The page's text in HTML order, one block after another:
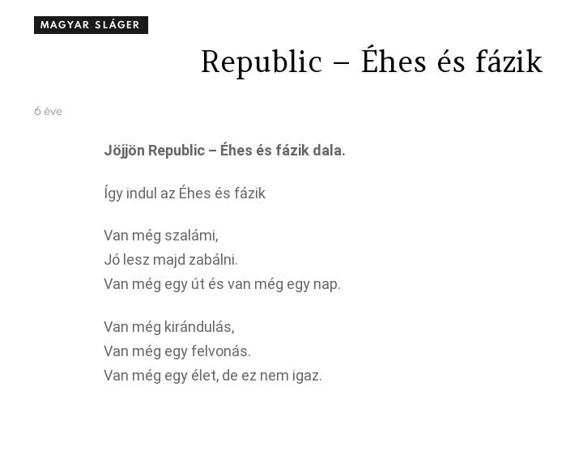
MAGYAR SLÁGER
Republic – Éhes és fázik
6 éve
Jöjjön Republic – Éhes és fázik dala.
Így indul az Éhes és fázik
Van még szalámi,
Jó lesz majd zabálni.
Van még egy út és van még egy nap.
Van még kirándulás,
Van még egy felvonás.
Van még egy élet, de ez nem igaz.